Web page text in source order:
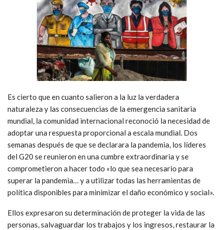
Es cierto que en cuanto salieron a la luz la verdadera
naturaleza y las consecuencias de la emergencia sanitaria
mundial, la comunidad internacional reconoció la necesidad de
adoptar una respuesta proporcional a escala mundial. Dos
semanas después de que se declarara la pandemia, los líderes
del G20 se reunieron en una cumbre extraordinaria y se
comprometieron a hacer todo «lo que sea necesario para
superar la pandemia… y a utilizar todas las herramientas de
política disponibles para minimizar el daño económico y social».
Ellos expresaron su determinación de proteger la vida de las
personas, salvaguardar los trabajos y los ingresos, restaurar la